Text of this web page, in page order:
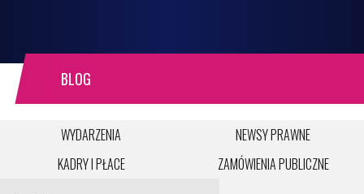
BLOG
WYDARZENIA
NEWSY PRAWNE
KADRY I PŁACE
ZAMÓWIENIA PUBLICZNE